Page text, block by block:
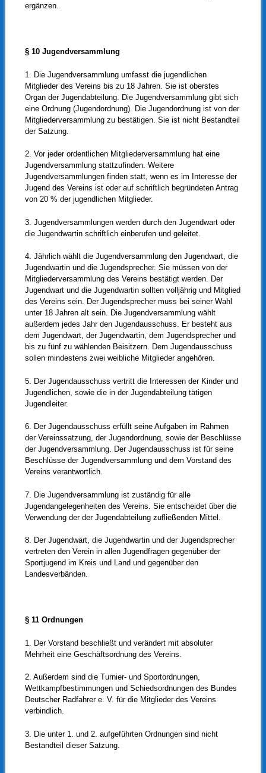
ergänzen.
§ 10 Jugendversammlung
1. Die Jugendversammlung umfasst die jugendlichen
Mitglieder des Vereins bis zu 18 Jahren. Sie ist oberstes
Organ der Jugendabteilung. Die Jugendversammlung gibt sich
eine Ordnung (Jugendordnung). Die Jugendordnung ist von der
Mitgliederversammlung zu bestätigen. Sie ist nicht Bestandteil
der Satzung.
2. Vor jeder ordentlichen Mitgliederversammlung hat eine
Jugendversammlung stattzufinden. Weitere
Jugendversammlungen finden statt, wenn es im Interesse der
Jugend des Vereins ist oder auf schriftlich begründeten Antrag
von 20 % der jugendlichen Mitglieder.
3. Jugendversammlungen werden durch den Jugendwart oder
die Jugendwartin schriftlich einberufen und geleitet.
4. Jährlich wählt die Jugendversammlung den Jugendwart, die
Jugendwartin und die Jugendsprecher. Sie müssen von der
Mitgliederversammlung des Vereins bestätigt werden. Der
Jugendwart und die Jugendwartin sollten volljährig und Mitglied
des Vereins sein. Der Jugendsprecher muss bei seiner Wahl
unter 18 Jahren alt sein. Die Jugendversammlung wählt
außerdem jedes Jahr den Jugendausschuss. Er besteht aus
dem Jugendwart, der Jugendwartin, dem Jugendsprecher und
bis zu fünf zu wählenden Beisitzern. Dem Jugendausschuss
sollen mindestens zwei weibliche Mitglieder angehören.
5. Der Jugendausschuss vertritt die Interessen der Kinder und
Jugendlichen, sowie die in der Jugendabteilung tätigen
Jugendleiter.
6. Der Jugendausschuss erfüllt seine Aufgaben im Rahmen
der Vereinssatzung, der Jugendordnung, sowie der Beschlüsse
der Jugendversammlung. Der Jugendausschuss ist für seine
Beschlüsse der Jugendversammlung und dem Vorstand des
Vereins verantwortlich.
7. Die Jugendversammlung ist zuständig für alle
Jugendangelegenheiten des Vereins. Sie entscheidet über die
Verwendung der der Jugendabteilung zufließenden Mittel.
8. Der Jugendwart, die Jugendwartin und der Jugendsprecher
vertreten den Verein in allen Jugendfragen gegenüber der
Sportjugend im Kreis und Land und gegenüber den
Landesverbänden.
§ 11 Ordnungen
1. Der Vorstand beschließt und verändert mit absoluter
Mehrheit eine Geschäftsordnung des Vereins.
2. Außerdem sind die Turnier- und Sportordnungen,
Wettkampfbestimmungen und Schiedsordnungen des Bundes
Deutscher Radfahrer e. V. für die Mitglieder des Vereins
verbindlich.
3. Die unter 1. und 2. aufgeführten Ordnungen sind nicht
Bestandteil dieser Satzung.